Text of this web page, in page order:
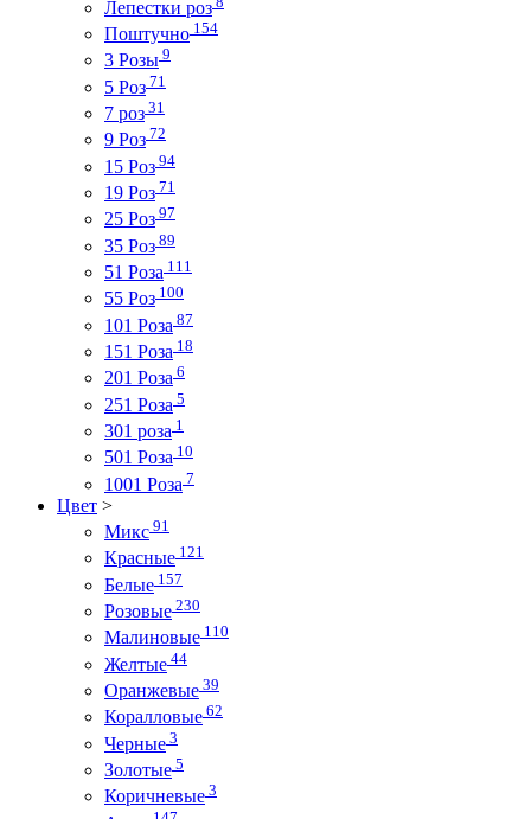
Лепестки роз
Поштучно 154
3 Розы 9
5 Роз 71
7 роз 31
9 Роз 72
15 Роз 94
19 Роз 71
25 Роз 97
35 Роз 89
51 Роза 111
55 Роз 100
101 Роза 87
151 Роза 18
201 Роза 6
251 Роза 5
301 роза 1
501 Роза 10
1001 Роза 7
Цвет >
Микс 91
Красные 121
Белые 157
Розовые 230
Малиновые 110
Желтые 44
Оранжевые 39
Коралловые 62
Черные 3
Золотые 5
Коричневые 3